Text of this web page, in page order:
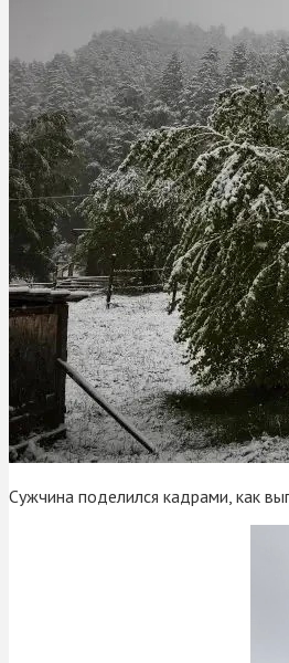
Сужчина поделился кадрами, как